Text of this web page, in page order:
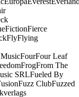
FictionFierce
FlyFlying
FourFour Leaf
FrogFrom The
SRLFueled By
Fuzz ClubFuzzed